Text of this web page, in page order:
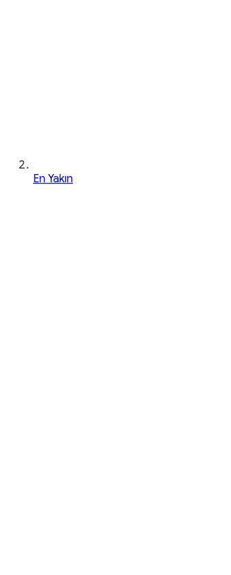
En Yakın